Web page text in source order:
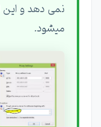
نمی دهد و این
میشود.